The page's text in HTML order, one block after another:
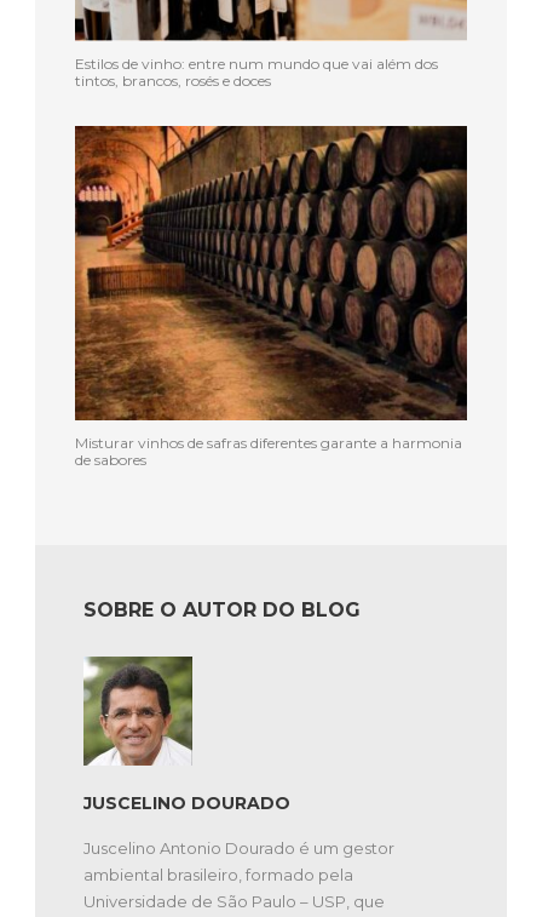
Estilos de vinho: entre num mundo que vai além dos
tintos, brancos, rosés e doces
Misturar vinhos de safras diferentes garante a harmonia
de sabores
SOBRE O AUTOR DO BLOG
JUSCELINO DOURADO
Juscelino Antonio Dourado é um gestor
ambiental brasileiro, formado pela
Universidade de São Paulo – USP, que